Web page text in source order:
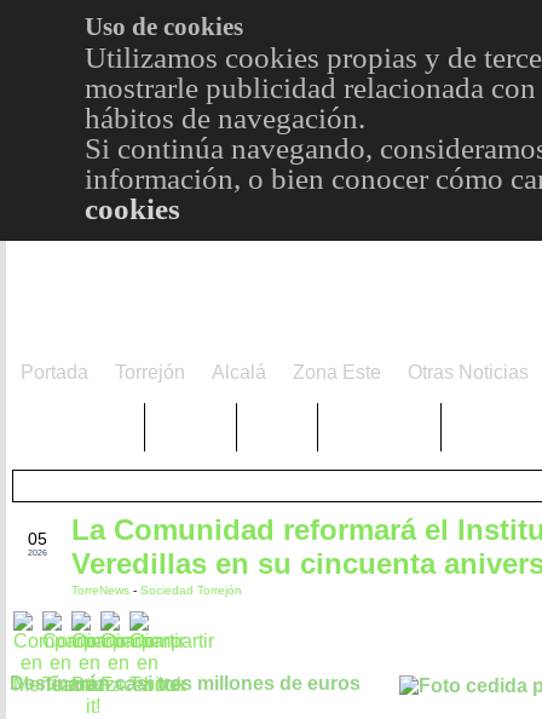
Uso de cookies
Utilizamos cookies propias y de
mostrarle publicidad relacionada
hábitos de navegación.
Si continúa navegando,
información, o bien conocer cómo
cookies
Portada Torrejón Alcalá Zona Este Otras Noticias
05
2026
La Comunidad reformará el
Veredillas en su cincuenta
TorreNews - Sociedad Torrejón
Destinarán casi tres millones de euros